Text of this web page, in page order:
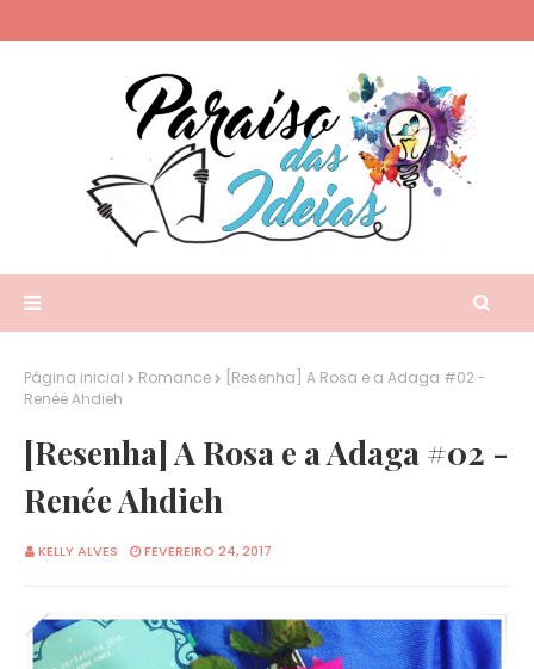
Página inicial Romance
[Resenha] A Rosa e a Adaga #02 -
Renée Ahdieh
[Resenha] A Rosa e a Adaga #02 -
Renée Ahdieh
KELLY ALVES FEVEREIRO 24, 2017